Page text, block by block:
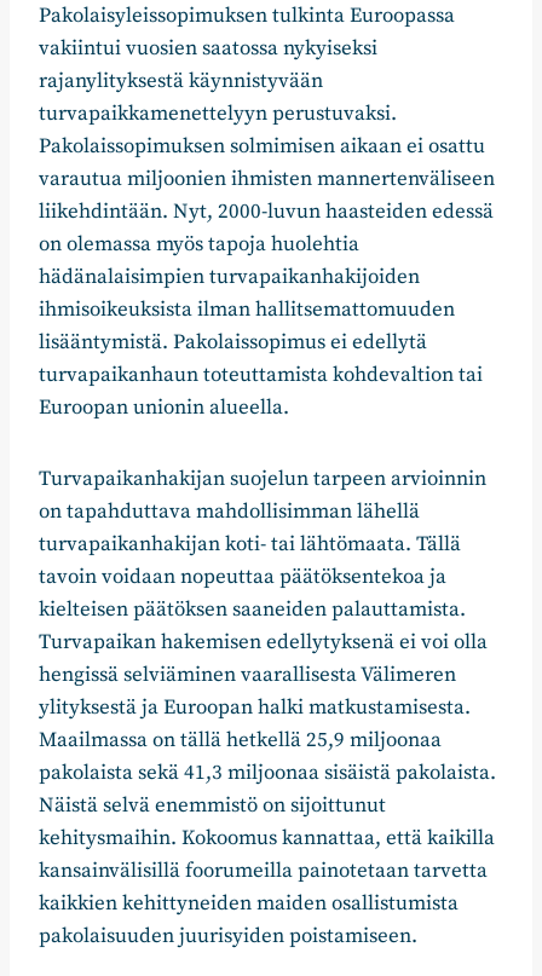
Pakolaisyleissopimuksen tulkinta Euroopassa
vakiintui vuosien saatossa nykyiseksi
rajanylityksestä käynnistyvään
turvapaikkamenettelyyn perustuvaksi.
Pakolaissopimuksen solmimisen aikaan ei osattu
varautua miljoonien ihmisten mannertenväliseen
liikehdintään. Nyt, 2000-luvun haasteiden edessä
on olemassa myös tapoja huolehtia
hädänalaisimpien turvapaikanhakijoiden
ihmisoikeuksista ilman hallitsemattomuuden
lisääntymistä. Pakolaissopimus ei edellytä
turvapaikanhaun toteuttamista kohdevaltion tai
Euroopan unionin alueella.
Turvapaikanhakijan suojelun tarpeen arvioinnin
on tapahduttava mahdollisimman lähellä
turvapaikanhakijan koti- tai lähtömaata. Tällä
tavoin voidaan nopeuttaa päätöksentekoa ja
kielteisen päätöksen saaneiden palauttamista.
Turvapaikan hakemisen edellytyksenä ei voi olla
hengissä selviäminen vaarallisesta Välimeren
ylityksestä ja Euroopan halki matkustamisesta.
Maailmassa on tällä hetkellä 25,9 miljoonaa
pakolaista sekä 41,3 miljoonaa sisäistä pakolaista.
Näistä selvä enemmistö on sijoittunut
kehitysmaihin. Kokoomus kannattaa, että kaikilla
kansainvälisillä foorumeilla painotetaan tarvetta
kaikkien kehittyneiden maiden osallistumista
pakolaisuuden juurisyiden poistamiseen.